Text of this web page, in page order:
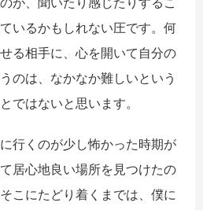
いるかもしれない圧です。何
る相手に、心を開いて自分の
のは、なかなか難しいという
ではないと思います。
行くのが少し怖かった時期が
居心地良い場所を見つけたの
こにたどり着くまでは、僕に